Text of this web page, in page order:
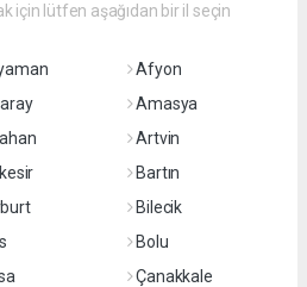
için lütfen aşağıdan bir il seçin
Afyon
Amasya
Artvin
Bartın
Bilecik
Bolu
Çanakkale